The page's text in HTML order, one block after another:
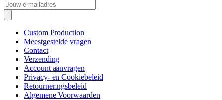
Custom Production
Meestgestelde vragen
Contact
Verzending
Account aanvragen
Privacy- en Cookiebeleid
Retourneringsbeleid
Algemene Voorwaarden